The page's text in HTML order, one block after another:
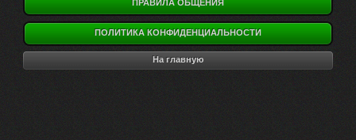
ПРАВИЛА ОБЩЕНИЯ
ПОЛИТИКА КОНФИДЕНЦИАЛЬНОСТИ
На главную